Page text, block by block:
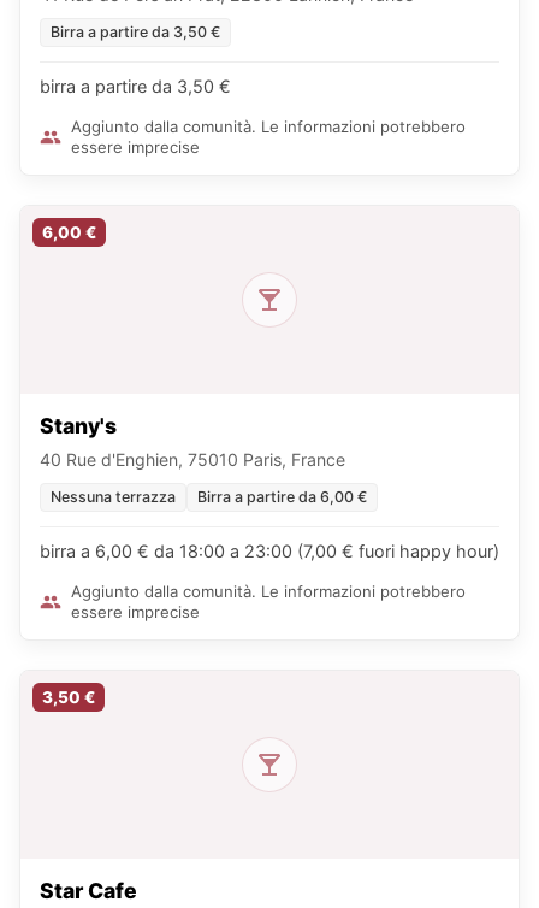
Birra a partire da 3,50 €
birra a partire da 3,50 €
Aggiunto dalla comunità. Le informazioni potrebbero
essere imprecise
6,00 €
Stany's
40 Rue d'Enghien, 75010 Paris, France
Nessuna terrazza Birra a partire da 6,00 €
birra a 6,00 € da 18:00 a 23:00 (7,00 € fuori happy hour)
Aggiunto dalla comunità. Le informazioni potrebbero
essere imprecise
3,50 €
Star Cafe